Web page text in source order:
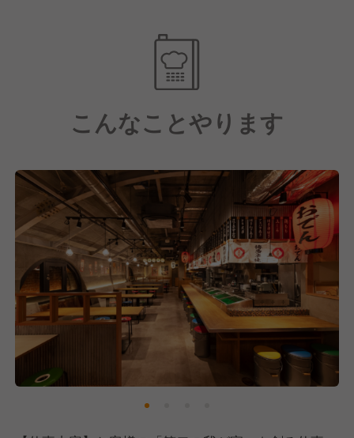
ホール担当：Mさん（入社1年目） 「人見知りを直し
たくて飛び込みました。最初は乾杯の音頭を取るのも
おかげで、今ではお客様と一緒に楽しめています。毎
キッチン担当：Sさん（ベテラン） 「1日に数百個、
数千個の餃子を包むこともありますが、仲間と声を掛
け合いながらやるから苦になりません。キッチンのス
タッフもホールに出て接客するのが博多劇場流。お店
全体で一体感を感じられるのが魅力です。」
【職場の雰囲気】博多劇場ならではの光景
営業前の「気合入れ」： 開店前、全員で円陣を組ん
でテンションを最高潮に高めます！
イベントが盛りだくさん： 店舗対抗の接客コンテス
トや、グループ全体の社内総会「一家祭り」など、他
1. 【最強のファンづくり】会員数数十万人を誇るア
私たちの最大の強みは、一度のご来店を「一生のご
縁」に変える仕組みです。
ランクアップシステム： 来店回数に応じて「屋台屋
プ。昇進するごとにジョッキが大きくなるなどの遊び
心が、お客様の「また来たい」を刺激します。
年齢分の餃子プレゼント： お誕生月には、年齢の数
だけ鉄鍋餃子をプレゼント！このイベントを通じて、
お客様の大切な記念日を一緒に祝う文化が根付いてい
ます。
2. 【おもてなしの劇場化】マニュアル不要の「全力
接客」
博多劇場という店名には、「店舗は舞台、スタッフは
俳優、お客様は観客」という想いが込められていま
す。
乾杯の音頭： 店内全体を巻き込んで行う乾杯のパフ
こんなことやります